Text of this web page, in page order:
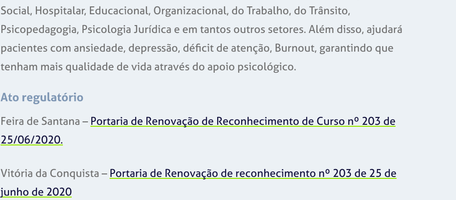
Social, Hospitalar, Educacional, Organizacional, do Trabalho, do Trânsito,
Psicopedagogia, Psicologia Jurídica e em tantos outros setores. Além disso, ajudará
pacientes com ansiedade, depressão, déficit de atenção, Burnout, garantindo que
tenham mais qualidade de vida através do apoio psicológico.
Ato regulatório
Feira de Santana – Portaria de Renovação de Reconhecimento de Curso nº 203 de
25/06/2020.
Vitória da Conquista – Portaria de Renovação de reconhecimento nº 203 de 25 de
junho de 2020